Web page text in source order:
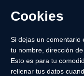
Cookies
Si dejas un comentario
tu nombre, dirección
Esto es para tu
rellenar tus datos